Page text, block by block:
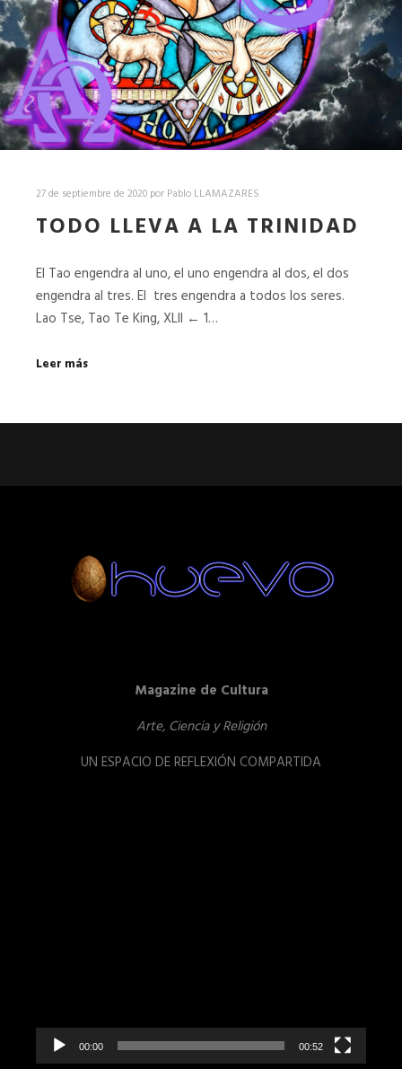
27 de septiembre de 2020 por Pablo LLAMAZARES
TODO LLEVA A LA TRINIDAD
El Tao engendra al uno, el uno engendra al dos, el dos
engendra al tres. El tres engendra a todos los seres.
Lao Tse, Tao Te King, XLII ← 1…
Leer más
Magazine de Cultura
Arte, Ciencia y Religión
UN ESPACIO DE REFLEXIÓN COMPARTIDA
00:00 00:52